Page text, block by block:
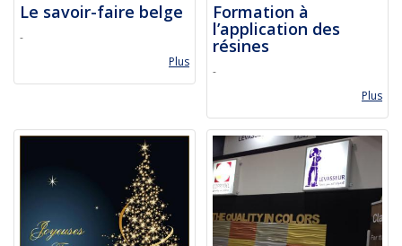
Le savoir-faire belge
-
Plus
Formation à
l’application des
résines
-
Plus